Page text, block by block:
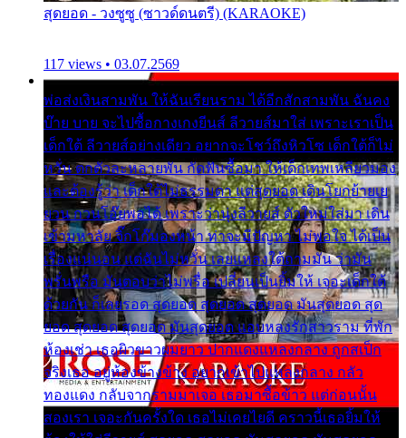
สุดยอด - วงซูซู (ซาวด์ดนตรี) (KARAOKE)
117 views • 03.07.2569
พ่อส่งเงินสามพัน ให้ฉันเรียนราม ได้อีกสักสามพัน ฉันคง
บ๊าย บาย จะไปซื้อกางเกงยีนส์ ลีวายส์มาใส่ เพราะเราเป็น
เด็กใต้ ลีวายส์อย่างเดียว อยากจะโชว์ถึงหิวโซ เด็กใต้ก็ไม่
หวั่น ตกตัวละหลายพัน กัดฟันซื้อมา ให้เด็กเทพเหลียวมอง
และต้องรู้ว่า เด็กใต้ไม่ธรรมดา แต่สุดยอด เดินโยกย้ายเย
ยวน กวนโอ๊ยพอได้ เพราะว่านุ่งลีวายส์ ตัวใหม่ใส่มา เดิน
เข้ามหาลัย จิ๊กโก๊มองหน้า ท่าจะมีปัญหา ไม่พอใจ ได้เป็น
เรื่องแน่นอน แต่ฉันไม่หวั่น เลยแหลงใต้ถามมัน ว่ามัน
พรั่นพรือ มันตอบว่าไม่พรื่อ เปลี่ยนเป็นยิ้มให้ เจอะเด็กใต้
ด้วยกัน ก็เลยรอด สุดยอด สุดยอด สุดยอด มันสุดยอด สุด
ยอด สุดยอด สุดยอด มันสุดยอด แอบหลงรักสาวราม ที่พัก
ห้องเช่า เธอผิวขาวผมยาว ปากแดงแหลงกลาง ถูกสเป็ก
จริงเธอ อยู่ห้องข้างข้าง อยากเข้าไปแหลงกลาง กลัว
ทองแดง กลับจากรามมาเจอ เธอมาซื้อข้าว แต่ก่อนนั้น
สองเรา เจอะกันครั้งใด เธอไม่เคยไยดี คราวนี้เธอยิ้มให้